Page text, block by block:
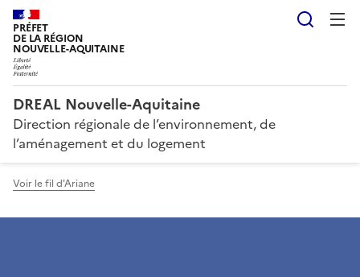
PRÉFET
DE LA RÉGION
NOUVELLE-AQUITAINE
DREAL Nouvelle-Aquitaine
Direction régionale de l’environnement, de
l’aménagement et du logement
Voir le fil d'Ariane